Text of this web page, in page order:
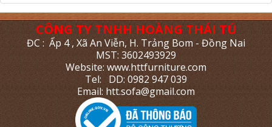
CÔNG TY TNHH HOÀNG THÁI TÚ
ĐC : Ấp 4 , Xã An Viễn, H. Trảng Bom - Đồng Nai
MST: 3602493929
Website: www.httfurniture.com
Tel: DD: 0982 947 039
Email: htt.sofa@gmail.com